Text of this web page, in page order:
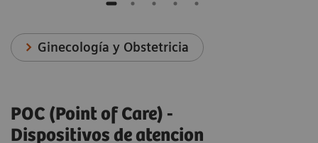
Ginecología y Obstetricia
POC (Point of Care) -
Dispositivos de atencion